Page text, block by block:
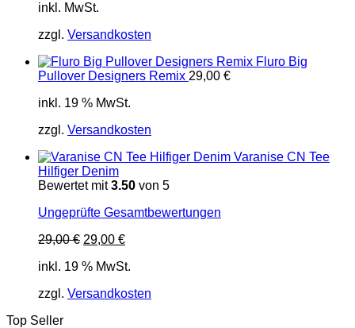
inkl. MwSt.
zzgl. Versandkosten
Fluro Big
Pullover Designers Remix 29,00 €
inkl. 19 % MwSt.
zzgl. Versandkosten
Varanise CN Tee
Hilfiger Denim
Bewertet mit3.50 von 5
Ungeprüfte Gesamtbewertungen
29,00€ Ursprünglicher
war:
29,00 €Aktueller
ist:
inkl. 19 % MwSt.
zzgl. Versandkosten
Top Seller